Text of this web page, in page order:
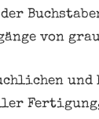
von